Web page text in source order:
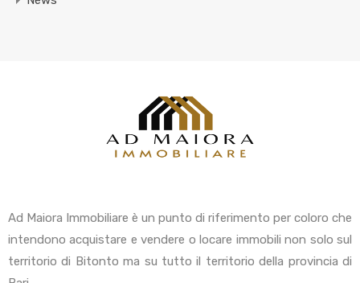
Ad Maiora Immobiliare è un punto di riferimento per coloro che
intendono acquistare e vendere o locare immobili non solo sul
territorio di Bitonto ma su tutto il territorio della provincia di